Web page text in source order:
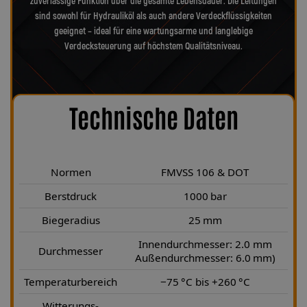
sind sowohl für Hydrauliköl als auch andere Verdeckflüssigkeiten
geeignet – ideal für eine wartungsarme und langlebige
Verdecksteuerung auf höchstem Qualitätsniveau.
Technische Daten
Normen
FMVSS 106 & DOT
Berstdruck
1000 bar
Biegeradius
25 mm
Durchmesser
Innendurchmesser: 2.0 mm
Außendurchmesser: 6.0 mm)
Temperaturbereich
−75 °C bis +260 °C